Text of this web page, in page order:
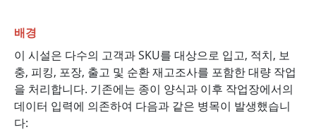
배경
이 시설은 다수의 고객과 SKU를 대상으로 입고, 적치, 보
충, 피킹, 포장, 출고 및 순환 재고조사를 포함한 대량 작업
을 처리합니다. 기존에는 종이 양식과 이후 작업장에서의
데이터 입력에 의존하여 다음과 같은 병목이 발생했습니
다: